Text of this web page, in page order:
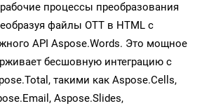
процессы преобразования
файлы OTT в HTML с
API Aspose.Words. Это мощное
бесшовную интеграцию с
такими как Aspose.Cells,
Aspose.Slides,